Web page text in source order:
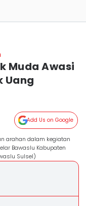
Muda Awasi
Uang
Add Us on Google
arahan dalam kegiatan
Bawaslu Kabupaten
Sulsel)